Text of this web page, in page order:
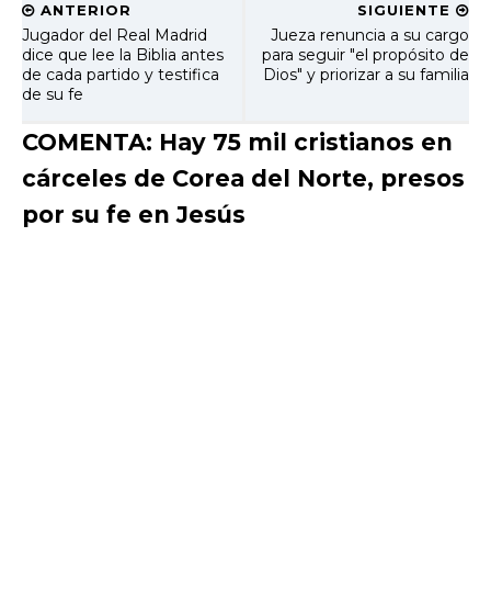
SIGUIENTE
Jueza renuncia a su cargo
para seguir "el propósito de
Dios" y priorizar a su familia
ANTERIOR
Jugador del Real Madrid
dice que lee la Biblia antes
de cada partido y testifica
de su fe
COMENTA: Hay 75 mil cristianos en
cárceles de Corea del Norte, presos
por su fe en Jesús